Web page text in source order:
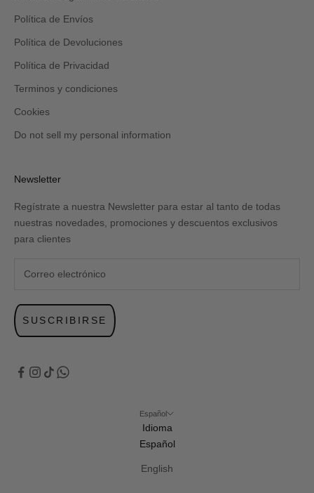
spam.
Política de Envíos
Política de Devoluciones
Política de Privacidad
Terminos y condiciones
Cookies
Do not sell my personal information
Newsletter
Regístrate a nuestra Newsletter para estar al tanto de todas
nuestras novedades, promociones y descuentos exclusivos
para clientes
SUSCRIBIRSE
Español
Idioma
Español
English